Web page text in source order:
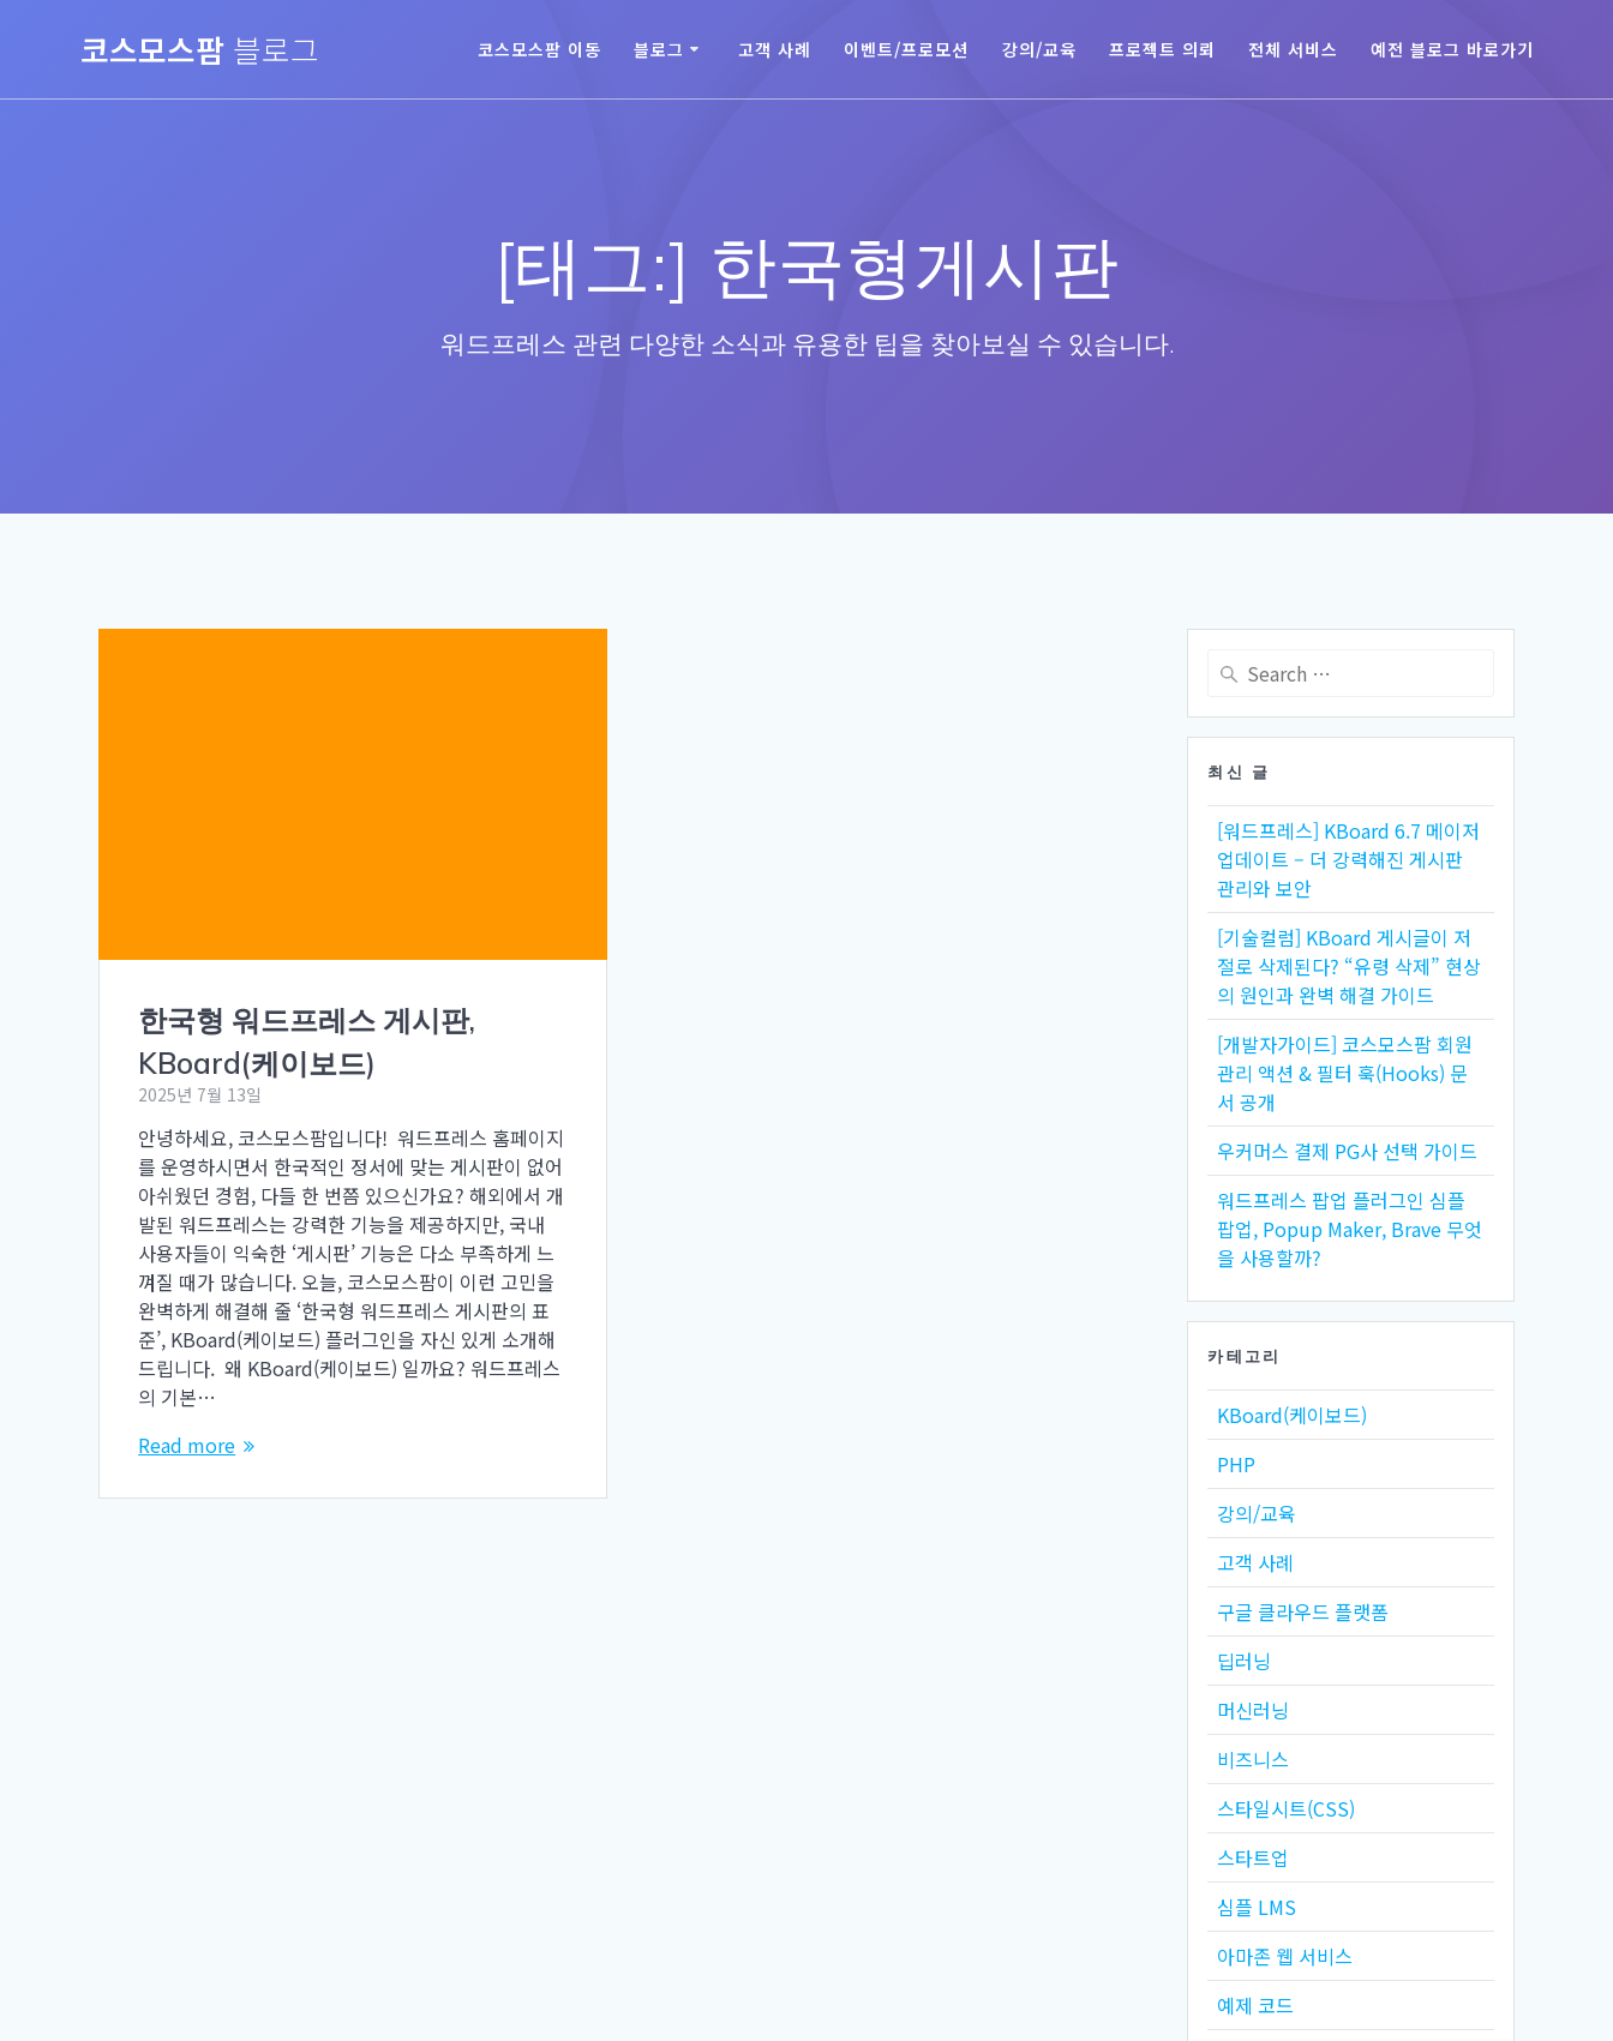
코스모스팜 블로그 코스모스팜 이동 블로그 고객 사례 이벤트/프로모션 강의/교육 프로젝트 의뢰 전체 서비스 예전 블로그 바로가기
[태그:] 한국형게시판
워드프레스 관련 다양한 소식과 유용한 팁을 찾아보실 수 있습니다.
한국형 워드프레스 게시판,
KBoard(케이보드)
2025년 7월 13일
안녕하세요, 코스모스팜입니다! ​ 워드프레스 홈페이지
를 운영하시면서 한국적인 정서에 맞는 게시판이 없어
아쉬웠던 경험, 다들 한 번쯤 있으신가요? 해외에서 개
발된 워드프레스는 강력한 기능을 제공하지만, 국내
사용자들이 익숙한 ‘게시판’ 기능은 다소 부족하게 느
껴질 때가 많습니다. 오늘, 코스모스팜이 이런 고민을
완벽하게 해결해 줄 ‘한국형 워드프레스 게시판의 표
준’, KBoard(케이보드) 플러그인을 자신 있게 소개해
드립니다. ​ 왜 KBoard(케이보드) 일까요? 워드프레스
의 기본…
Read more
Search
for:
최신 글
[워드프레스] KBoard 6.7 메이저
업데이트 – 더 강력해진 게시판
관리와 보안
[기술컬럼] KBoard 게시글이 저
절로 삭제된다? “유령 삭제” 현상
의 원인과 완벽 해결 가이드
[개발자가이드] 코스모스팜 회원
관리 액션 & 필터 훅(Hooks) 문
서 공개
우커머스 결제 PG사 선택 가이드
워드프레스 팝업 플러그인 심플
팝업, Popup Maker, Brave 무엇
을 사용할까?
카테고리
KBoard(케이보드)
PHP
강의/교육
고객 사례
구글 클라우드 플랫폼
딥러닝
머신러닝
비즈니스
스타일시트(CSS)
스타트업
심플 LMS
아마존 웹 서비스
예제 코드